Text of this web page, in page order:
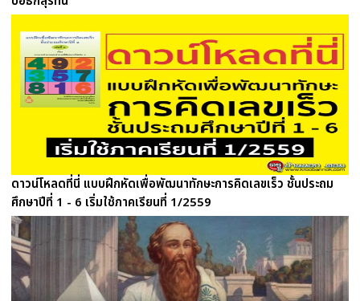
ดาวน์โหลดที่นี่ แบบฝึกหัดเพื่อพัฒนาทักษะการคิดเลขเร็ว ชั้นประถม
ศึกษาปีที่ 1 - 6 เริ่มใช้ภาคเรียนที่ 1/2559